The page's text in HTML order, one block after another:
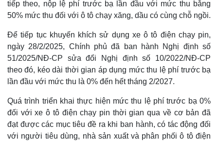
Cuộc sống đó đây
Ảnh
E-Magazine
Infographic
tiếp theo, nộp lệ phí trước bạ lần đầu với mức thu bằng
50% mức thu đối với ô tô chạy xăng, dầu có cùng chỗ ngồi.
Để tiếp tục khuyến khích sử dụng xe ô tô điện chạy pin,
ngày 28/2/2025, Chính phủ đã ban hành Nghị định số
51/2025/NĐ-CP sửa đổi Nghị định số 10/2022/NĐ-CP
theo đó, kéo dài thời gian áp dụng mức thu lệ phí trước bạ
lần đầu với mức thu là 0% đến hết tháng 2/2027.
Quá trình triển khai thực hiện mức thu lệ phí trước bạ 0%
đối với xe ô tô điện chạy pin thời gian qua về cơ bản đã
đạt được các mục tiêu đề ra khi ban hành, có tác động đối
với người tiêu dùng, nhà sản xuất và phân phối ô tô điện